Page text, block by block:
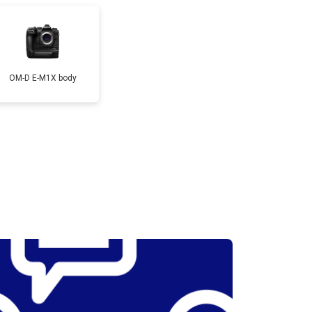
3300 ₽
3100 ₽
OM-D E-M1X body